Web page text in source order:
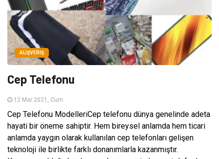
ALIŞVERIŞ
Cep Telefonu
12 Mar 2021, Cum
Cep Telefonu ModelleriCep telefonu dünya genelinde adeta
hayati bir öneme sahiptir. Hem bireysel anlamda hem ticari
anlamda yaygın olarak kullanılan cep telefonları gelişen
teknoloji ile birlikte farklı donanımlarla kazanmıştır.